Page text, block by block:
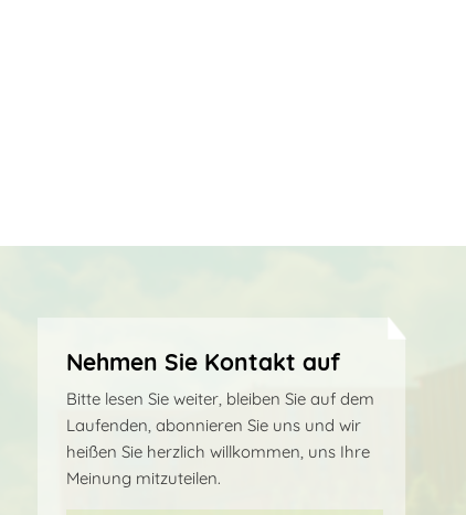
Nehmen Sie Kontakt auf
Bitte lesen Sie weiter, bleiben Sie auf dem
Laufenden, abonnieren Sie uns und wir
heißen Sie herzlich willkommen, uns Ihre
Meinung mitzuteilen.